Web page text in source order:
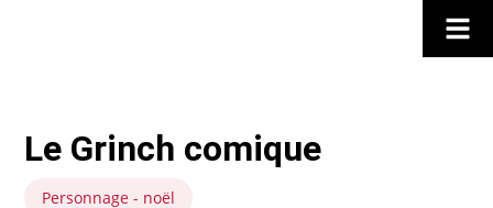
Le Grinch comique
Personnage - noël